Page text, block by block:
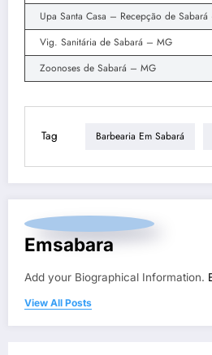
Upa Santa Casa – Recepção de
Vig. Sanitária de Sabará – MG
Zoonoses de Sabará – MG
Tag Barbearia Em Sabará
Emsabara
Add your Biographical Information.
View All Posts